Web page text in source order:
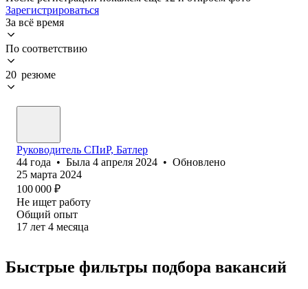
Зарегистрироваться
За всё время
По соответствию
20 резюме
Руководитель СПиР, Батлер
44 года • Была 4 апреля 2024 • Обновлено
25 марта 2024
100 000 ₽
Не ищет работу
Общий опыт
17 лет 4 месяца
Быстрые фильтры подбора вакансий